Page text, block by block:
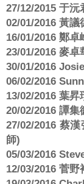
27/12/2015 于
02/01/2016 黃
16/01/2016 鄭
23/01/2016 麥
30/01/2016
06/02/2016
13/02/2016 葉
20/02/2016 譚
27/02/2016 蔡
師)
05/03/2016
12/03/2016 菅